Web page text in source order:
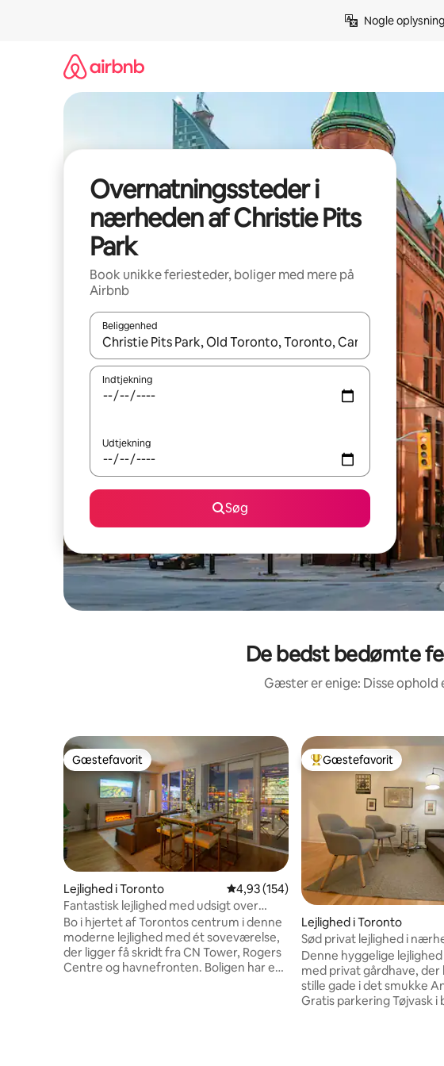
Nogle
Overnatningssteder i
nærheden af Christie Pits
Park
Book unikke feriesteder, boliger med mere på
Airbnb
Beliggenhed
Når resultaterne er tilgængelige, skal du navigere med
Indtjekning
Udtjekning
Søg
De bedst bedømte
Gæster er enige: Disse
Gæstefavorit
Gæstefavorit
Lejlighed i Toronto 4,93 ud af 5 i gennemsnitlig
4,93 (154)
Fantastisk lejlighed med udsigt over
skyline, få skridt fra CN Tower
Bo i hjertet af Torontos centrum i denne
moderne lejlighed med ét soveværelse,
der ligger få skridt fra CN Tower, Rogers
Centre og havnefronten. Boligen har en
Bedste gæstefavorit
Gæstefavorit
Lejlighed i Toronto
Sød privat lejlighed i
University of Toronto
Denne hyggelige
med privat gårdhave, der
stille gade i det smukke
Gratis parkering Tøjvask i